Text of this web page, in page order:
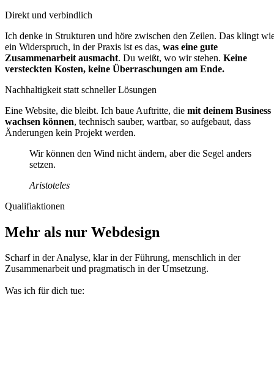
Direkt und verbindlich
Ich denke in Strukturen und höre zwischen den Zeilen. Das klingt
ein Widerspruch, in der Praxis ist es das, was eine gute
Zusammenarbeit ausmacht. Du weißt, wo wir stehen. Keine
versteckten Kosten, keine Überraschungen am Ende.
Nachhaltigkeit statt schneller Lösungen
Eine Website, die bleibt. Ich baue Auftritte, die mit deinem Business
wachsen können, technisch sauber, wartbar, so aufgebaut, dass
Änderungen kein Projekt werden.
Wir können den Wind nicht ändern, aber die Segel anders
setzen.
Aristoteles
Qualifiaktionen
Mehr als nur Webdesign
Scharf in der Analyse, klar in der Führung, menschlich in der
Zusammenarbeit und pragmatisch in der Umsetzung.
Was ich für dich tue: